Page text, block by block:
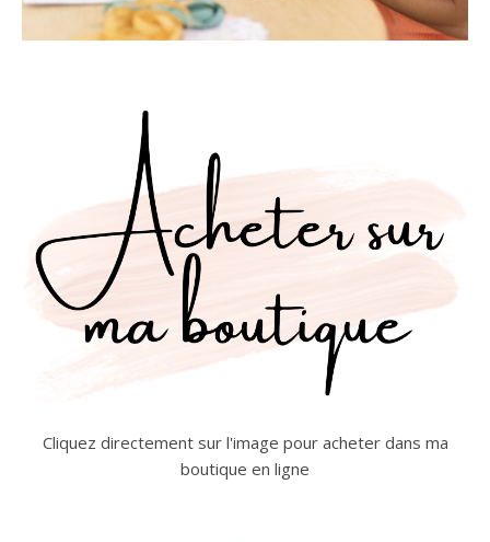
Cliquez directement sur l'image pour acheter dans ma
boutique en ligne